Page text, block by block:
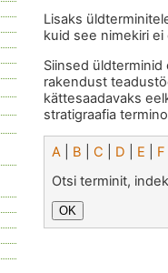
Lisaks
kuid see nimekiri
Siinsed
rakendust
kättesaadavaks
stratigraafia
A B C D E F
Otsi terminit,